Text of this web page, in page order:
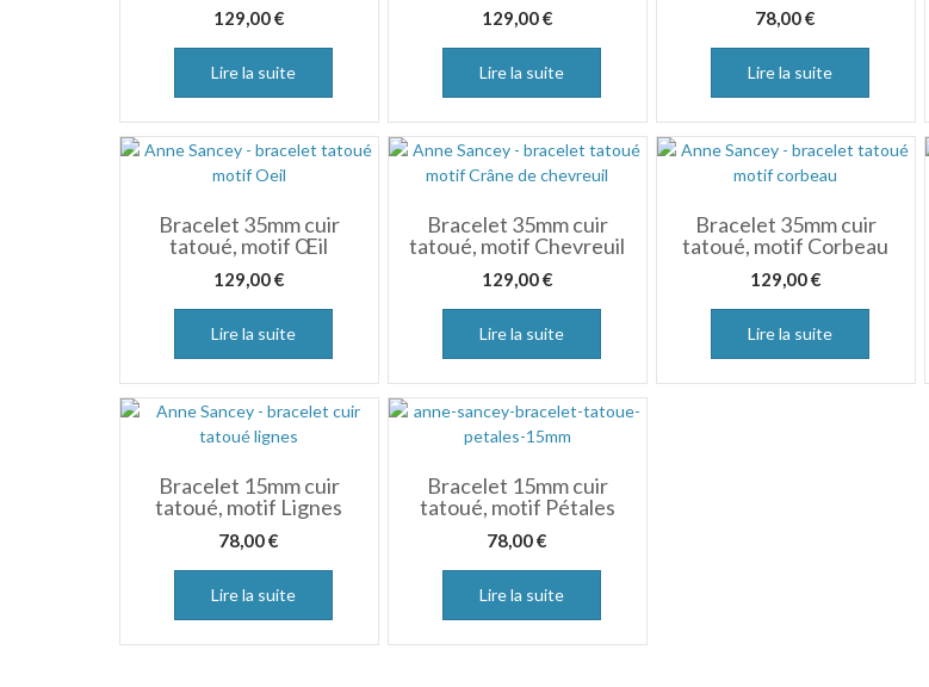
129,00€
Lire la suite
129,00€
Lire la suite
78,00€
Lire la suite
Bracelet 35mm cuir
tatoué, motif Œil
129,00€
Lire la suite
Bracelet 35mm cuir
tatoué, motif Chevreuil
129,00€
Lire la suite
Bracelet 35mm cuir
tatoué, motif Corbeau
129,00€
Lire la suite
Bracelet 15mm cuir
tatoué, motif Lignes
78,00€
Lire la suite
Bracelet 15mm cuir
tatoué, motif Pétales
78,00€
Lire la suite